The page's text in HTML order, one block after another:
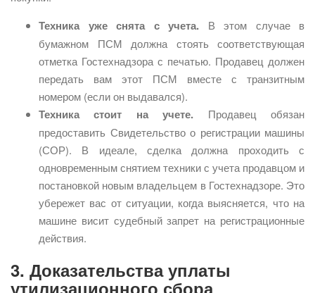
Техника уже снята с учета. В этом случае в
бумажном ПСМ должна стоять соответствующая
отметка Гостехнадзора с печатью. Продавец должен
передать вам этот ПСМ вместе с транзитным
номером (если он выдавался).
Техника стоит на учете. Продавец обязан
предоставить Свидетельство о регистрации машины
(СОР). В идеале, сделка должна проходить с
одновременным снятием техники с учета продавцом и
постановкой новым владельцем в Гостехнадзоре. Это
убережет вас от ситуации, когда выясняется, что на
машине висит судебный запрет на регистрационные
действия.
3. Доказательства уплаты
утилизационного сбора